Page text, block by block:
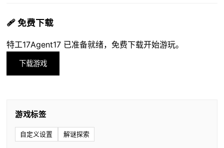
🩹 免费下载
特工17Agent17 已准备就绪，免费下载开始游玩。
下载游戏
游戏标签
自定义设置 解谜探索